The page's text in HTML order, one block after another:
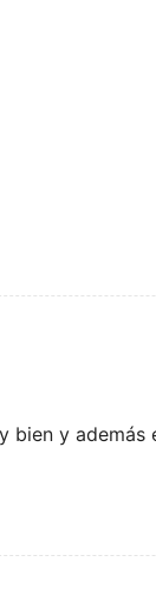
bien y además